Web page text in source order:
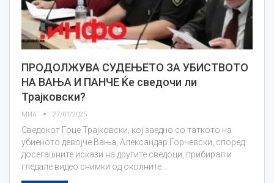
ПРОДОЛЖУВА СУДЕЊЕТО ЗА УБИСТВОТО
НА ВАЊА И ПАНЧЕ Ќе сведочи ли
Трајковски?
МИА 27/01/2025
Сведокот Гоце Трајковски, кој заедно со таткото на
убиеното девојче Вања, Александар Ѓорчевски, според
досегашните искази на другите сведоци, прибирал и
гледале видео снимки од околните…